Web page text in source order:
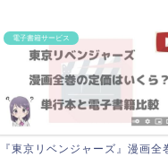
電子書籍サービス
『東京リベンジャーズ』漫画全